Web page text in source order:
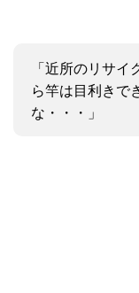
「近所のリサ
ら竿は目利きで
な・・・」